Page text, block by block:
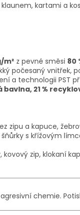
kartami a
m² z pevné směsi 80
počesaný vnitřek,
a technologii PST
21 %
zipu a kapuce,
s křížovým
kovový zip, klokaní
chemie.